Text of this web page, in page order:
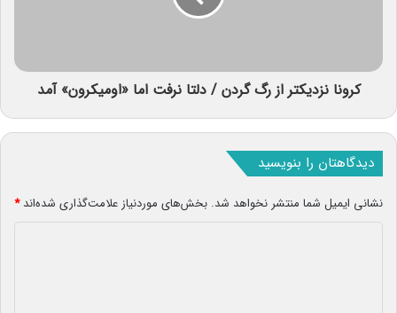
کرونا نزدیکتر از رگ گردن / دلتا نرفت اما «اومیکرون» آمد
دیدگاهتان را بنویسید
نشانی ایمیل شما منتشر نخواهد شد. بخش‌های موردنیاز علامت‌گذاری شده‌اند*